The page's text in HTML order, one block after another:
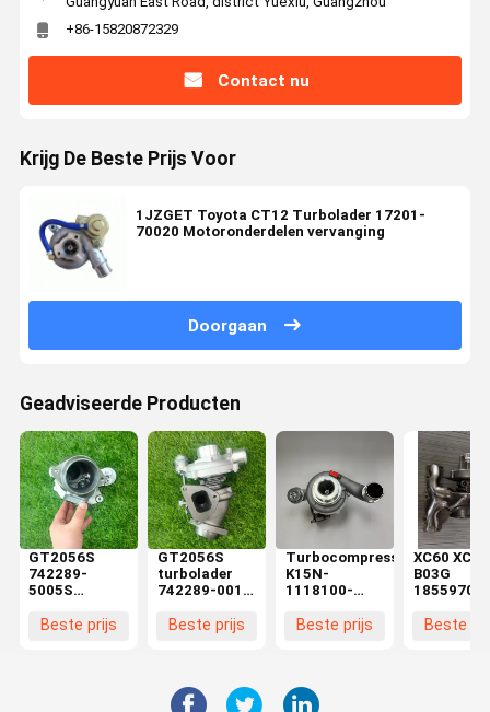
+86-15820872329
Contact nu
Krijg De Beste Prijs Voor
1JZGET Toyota CT12 Turbolader 17201-
70020 Motoronderdelen vervanging
Doorgaan
Geadviseerde Producten
GT2056S
742289-
5005S
742289-0003
Beste prijs
GT2056S
turbolader
742289-001
SsangYong
D27DT 2005
Beste prijs
Turbocompressor
K15N-
1118100-
6377580
met hogere
kwaliteit
Beste prijs
XC60 XC90
B03G
Beste